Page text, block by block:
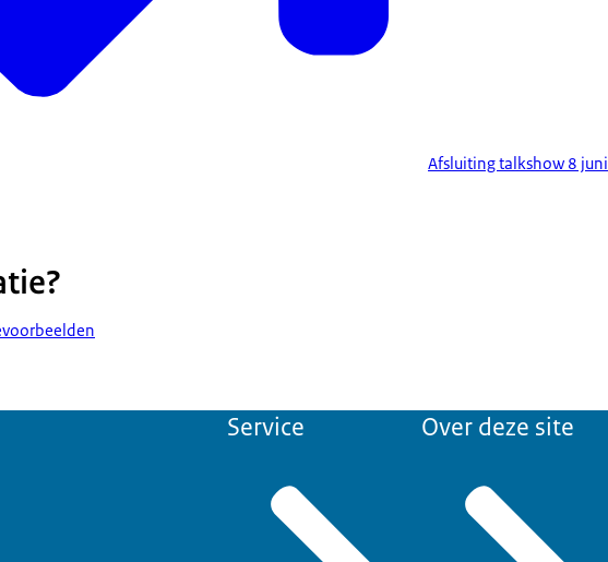
Afsluiting talkshow 8 juni
Service Over deze site